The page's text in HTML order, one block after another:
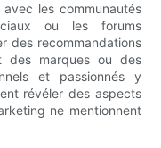
les communautés
ou les forums
des recommandations
des marques ou des
et passionnés y
révéler des aspects
ne mentionnent